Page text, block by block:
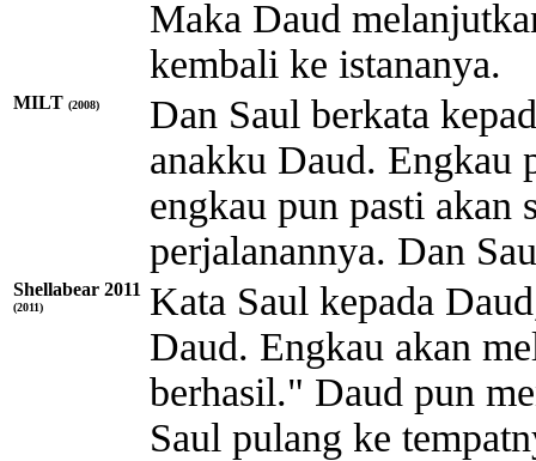
Maka Daud
kembali ke istananya.
MILT (2008)
Dan Saul berkata
anakku Daud. Engkau
engkau pun pasti akan
perjalanannya. Dan
Shellabear 2011
(2011)
Kata Saul kepada
Daud. Engkau akan
berhasil." Daud pun
Saul pulang ke